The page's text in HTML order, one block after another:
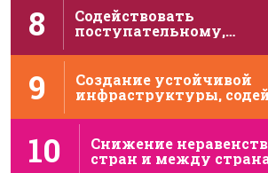
8
Содействовать
поступательному,
экономическому
9
Создание устойчивой
инфраструктуры,
индустриализации …
10
Снижение
стран и между